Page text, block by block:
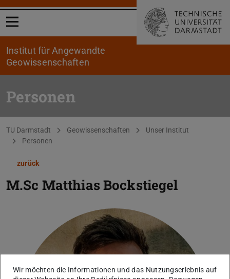
Menü öffnen
Institut für Angewandte
Geowissenschaften
Personen
Sie befinden sich hier:
TU Darmstadt Geowissenschaften
Unser Institut
Personen
zurück
M.Sc Matthias Bockstiegel
Wir möchten die Informationen und das Nutzungserlebnis auf